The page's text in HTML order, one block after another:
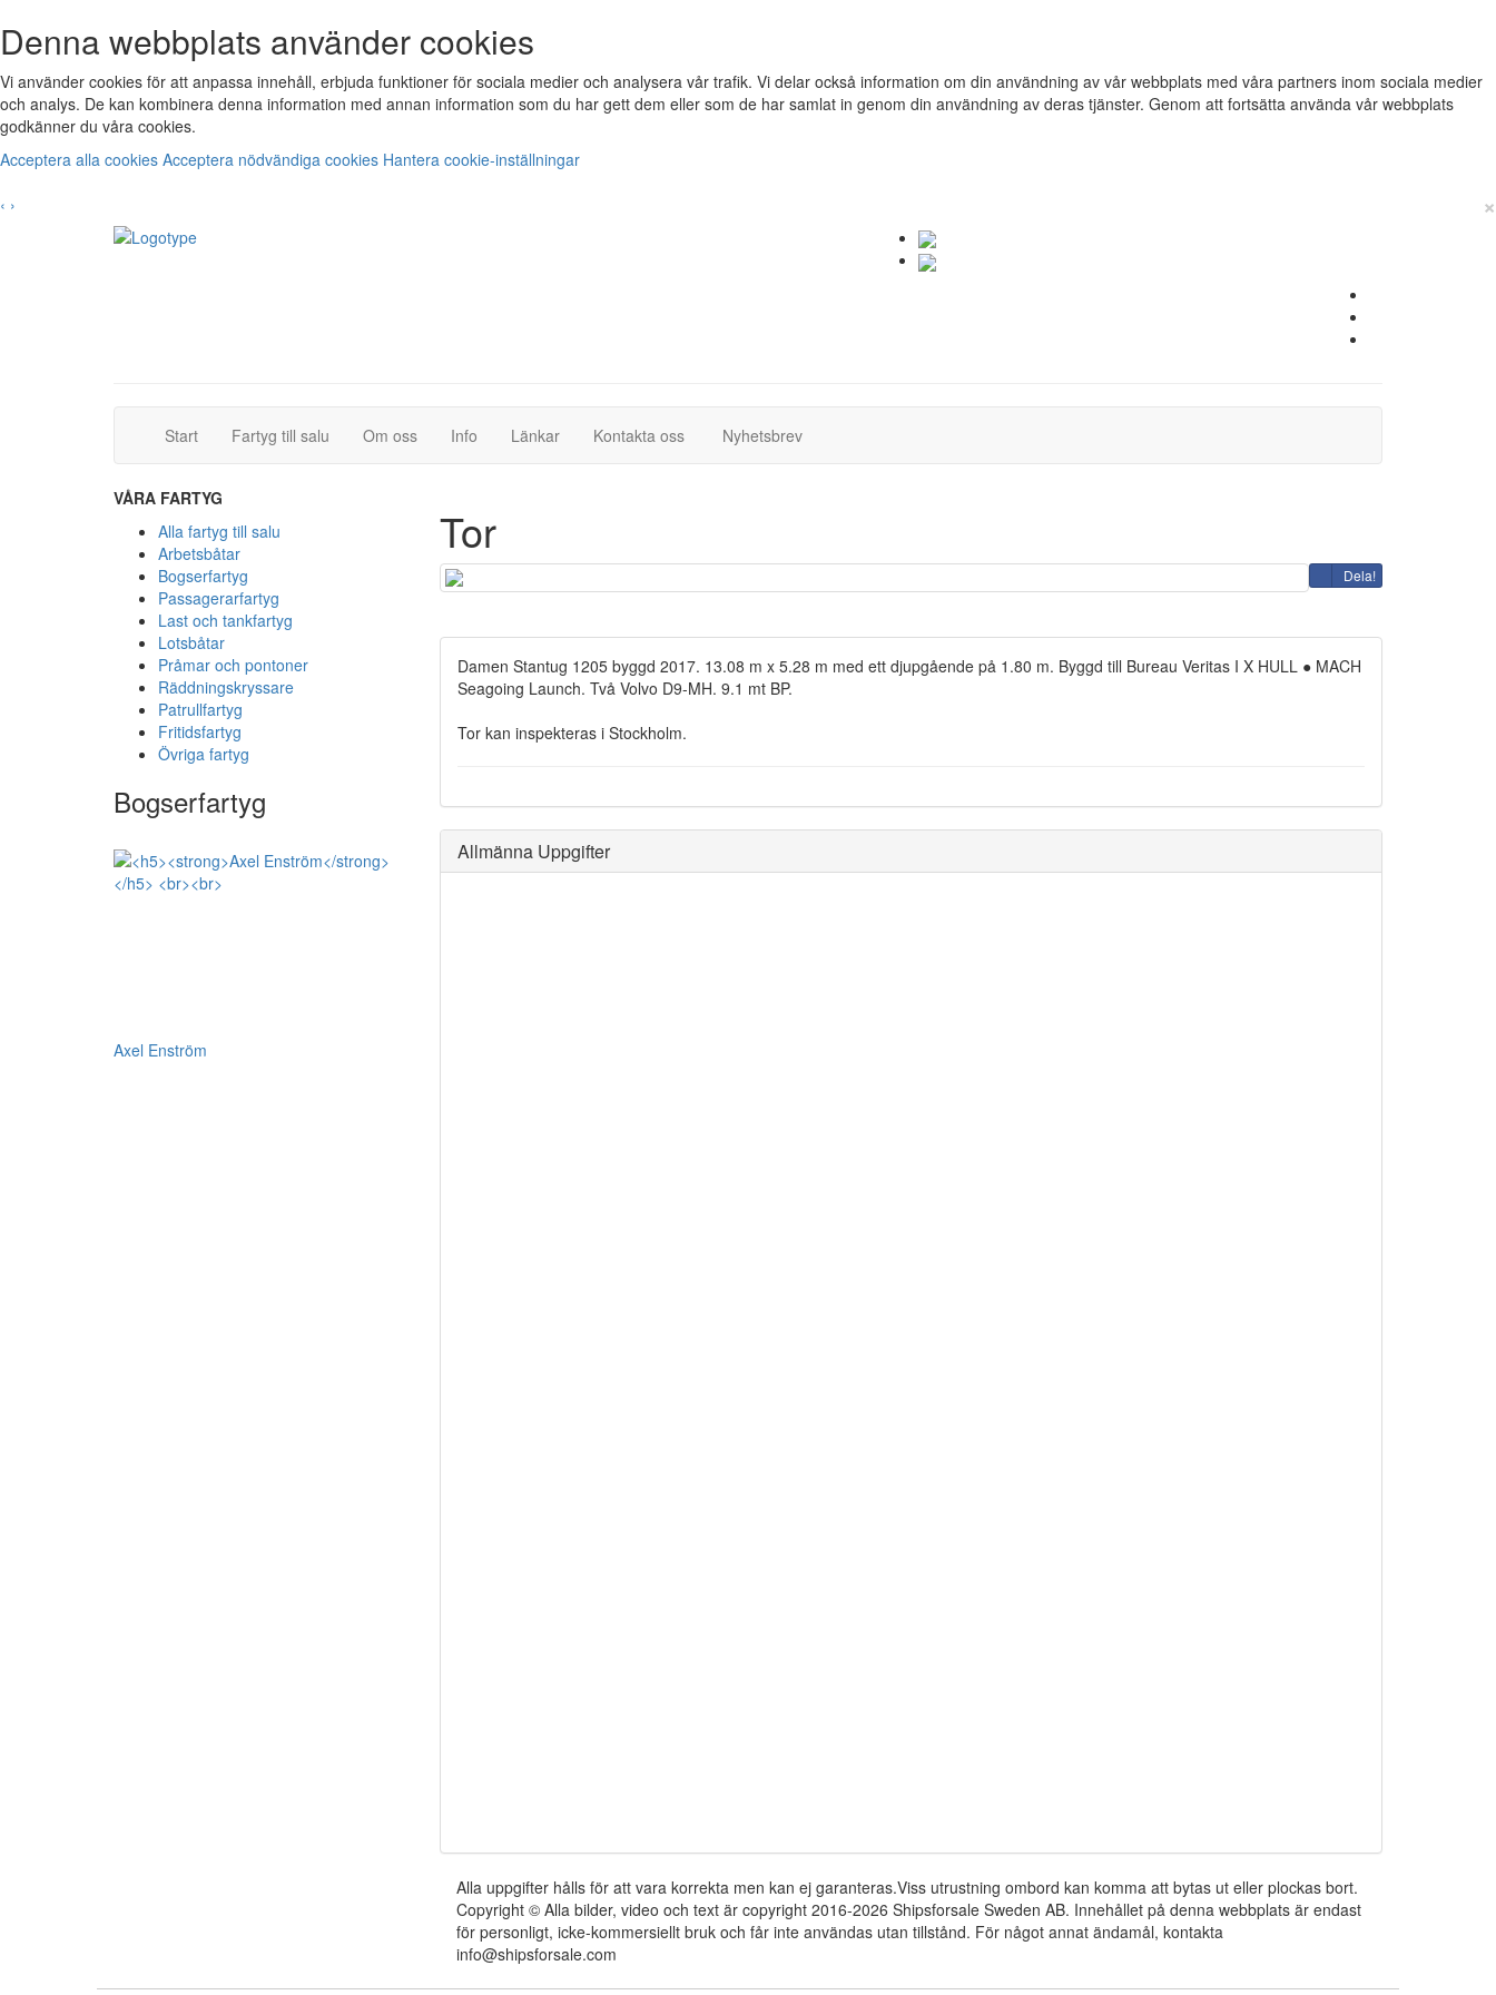
Denna webbplats använder cookies
Vi använder cookies för att anpassa innehåll, erbjuda funktioner för sociala medier och analysera vår trafik. Vi delar också information om din användning av vår webbplats med våra partners inom sociala medier
och analys. De kan kombinera denna information med annan information som du har gett dem eller som de har samlat in genom din användning av deras tjänster. Genom att fortsätta använda vår webbplats
godkänner du våra cookies.
Acceptera alla cookies Acceptera nödvändiga cookies Hantera cookie-inställningar
‹ › ×
Start(current)Fartyg till salu (current)Om oss Info Länkar Kontakta oss(current)Nyhetsbrev(current)
VÅRA FARTYG
Alla fartyg till salu
Arbetsbåtar
Bogserfartyg
Passagerarfartyg
Last och tankfartyg
Lotsbåtar
Pråmar och pontoner
Räddningskryssare
Patrullfartyg
Fritidsfartyg
Övriga fartyg
Bogserfartyg
Axel Enström
Tor
Dela!
Damen Stantug 1205 byggd 2017. 13.08 m x 5.28 m med ett djupgående på 1.80 m. Byggd till Bureau Veritas I X HULL ● MACH
Seagoing Launch. Två Volvo D9-MH. 9.1 mt BP.
Tor kan inspekteras i Stockholm.
Allmänna Uppgifter
Alla uppgifter hålls för att vara korrekta men kan ej garanteras.Viss utrustning ombord kan komma att bytas ut eller plockas bort.
Copyright © Alla bilder, video och text är copyright 2016-2026 Shipsforsale Sweden AB. Innehållet på denna webbplats är endast
för personligt, icke-kommersiellt bruk och får inte användas utan tillstånd. För något annat ändamål, kontakta
info@shipsforsale.com